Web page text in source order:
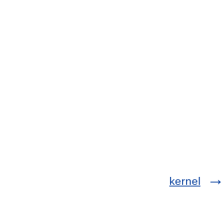
kernel